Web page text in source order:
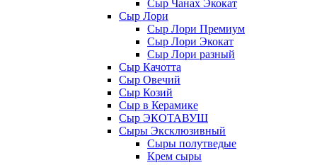
Сыр Чанах Экокат
Сыр Лори
Сыр Лори Премиум
Сыр Лори Экокат
Сыр Лори разный
Сыр Качотта
Сыр Овечий
Сыр Козий
Сыр в Керамике
Сыр ЭКОТАВУШ
Сыры Эксклюзивный
Сыры полутведые
Крем сыры